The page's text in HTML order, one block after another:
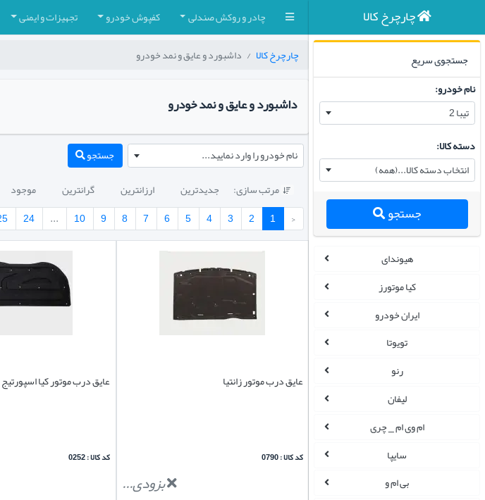
چادر و روکش صندلی کفپوش خودرو تجهیزات و ایمنی چارچرخ کالا
جستجوی سریع
نام خودرو:
تیبا 2
دسته کالا:
انتخاب دسته کالا...(همه)
جستجو
هیوندای
کیا موتورز
ایران خودرو
تویوتا
رنو
لیفان
ام وی ام _ چری
سایپا
بی ام و
چارچرخ کالا داشبورد و عایق و نمد خودرو
داشبورد و عایق و نمد خودرو
نام خودرو را وارد نمایید... جستجو
 مرتب سازی: جدیدترین ارزانترین گرانترین موجود
‹
1
2
3
4
5
6
7
8
9
10
...
24
عایق درب موتور زانتیا
کد کالا : 0790
بزودی...
عایق درب موتور کیا اسپورتیج 2011-2016
کد کالا : 0252